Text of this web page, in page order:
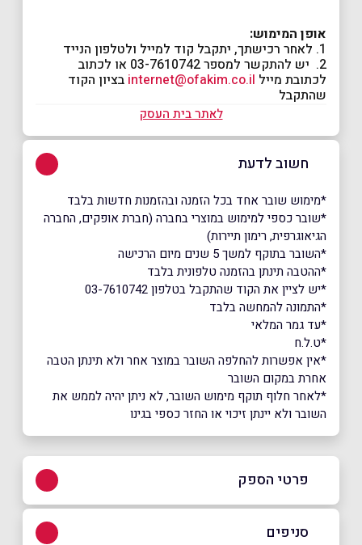
אופן המימוש:
1. לאחר רכישתך, יתקבל קוד למייל ולטלפון הנייד
2. יש להתקשר למספר 03-7610742 או לכתוב
לכתובת מייל internet@ofakim.co.il בציון הקוד
שהתקבל
לאתר בית העסק
חשוב לדעת
*מימוש שובר אחד בכל הזמנה ובהזמנות חדשות בלבד
*שובר כספי למימוש במוצרי בחברה (חברת אופקים, החברה
הגיאוגרפית, רימון תיירות)
*השובר בתוקף למשך 5 שנים מיום הרכישה
*ההטבה תינתן בהזמנה טלפונית בלבד
*יש לציין את הקוד שהתקבל בטלפון 03-7610742
*התמונה להמחשה בלבד
*עד גמר המלאי
*ט.ל.ח
*אין אפשרות להחלפה השובר במוצר אחר ולא תינתן הטבה
אחרת במקום השובר
*לאחר חלוף תוקף מימוש השובר, לא ניתן יהיה לממש את
השובר ולא יינתן זיכוי או החזר כספי בגינו
פרטי הספק
סניפים